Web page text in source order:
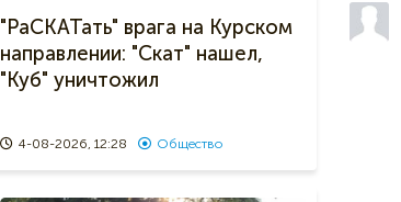
"РаСКАТать" врага на Курском
направлении: "Скат" нашел,
"Куб" уничтожил
4-08-2026, 12:28 Общество